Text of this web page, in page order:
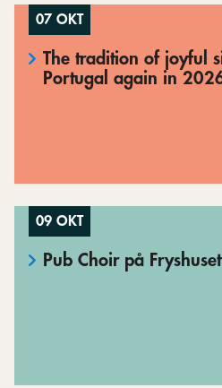
07 OKT
The tradition of joyful
Portugal again in
09 OKT
Pub Choir på Fryshuset